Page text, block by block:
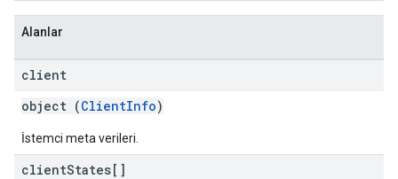
Alanlar
client
object (ClientInfo)
İstemci meta verileri.
clientStates[]